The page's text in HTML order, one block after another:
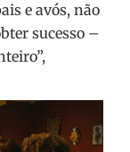
e avós, não
sucesso –